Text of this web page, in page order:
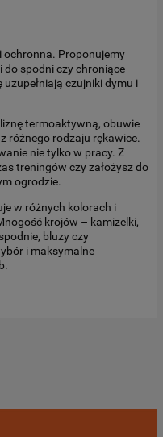
ochronna. Proponujemy
do spodni czy chroniące
czujniki dymu i
termoaktywną, obuwie
różnego rodzaju rękawice.
nie tylko w pracy. Z
treningów czy założysz do
ogrodzie.
w różnych kolorach i
krojów – kamizelki,
bluzy czy
i maksymalne